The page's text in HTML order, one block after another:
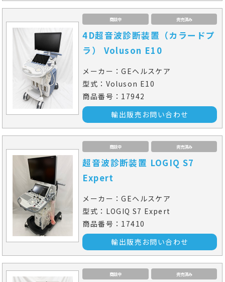
商談中 完売済み
4D超音波診断装置（カラードプ
ラ） Voluson E10
メーカー：GEヘルスケア
型式：Voluson E10
商品番号：17942
輸出販売お問い合わせ
商談中 完売済み
超音波診断装置 LOGIQ S7
Expert
メーカー：GEヘルスケア
型式：LOGIQ S7 Expert
商品番号：17410
輸出販売お問い合わせ
商談中 完売済み